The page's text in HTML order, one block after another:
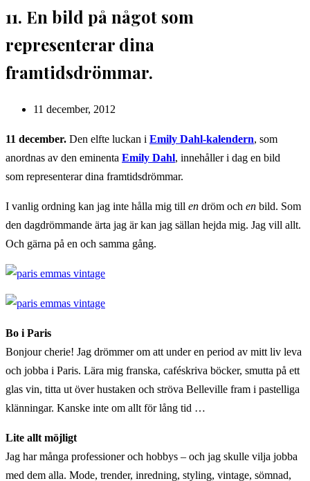
11. En bild på något som
representerar dina
framtidsdrömmar.
Inlägget
11 december, 2012
11 december. Den elfte luckan i Emily Dahl-kalendern, som
anordnas av den eminenta Emily Dahl, innehåller i dag en bild
som representerar dina framtidsdrömmar.
I vanlig ordning kan jag inte hålla mig till en dröm och en bild. Som
den dagdrömmande ärta jag är kan jag sällan hejda mig. Jag vill allt.
Och gärna på en och samma gång.
Bo i Paris
Bonjour cherie! Jag drömmer om att under en period av mitt liv leva
och jobba i Paris. Lära mig franska, caféskriva böcker, smutta på ett
glas vin, titta ut över hustaken och ströva Belleville fram i pastelliga
klänningar. Kanske inte om allt för lång tid …
Lite allt möjligt
Jag har många professioner och hobbys – och jag skulle vilja jobba
med dem alla. Mode, trender, inredning, styling, vintage, sömnad,